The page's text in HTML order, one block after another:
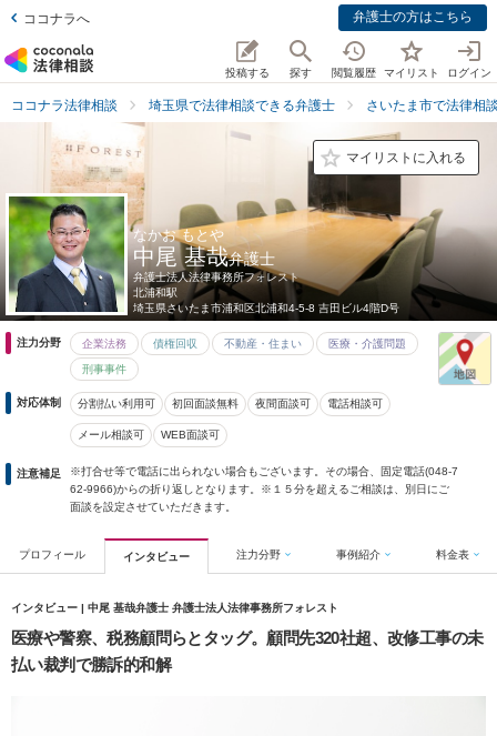
ココナラへ 弁護士の方はこちら
投稿する 探す 閲覧履歴 マイリスト ログイン
ココナラ法律相談 埼玉県で法律相談できる弁護士 さいたま市で法律相
マイリストに入れる
なかお もとや
中尾 基哉弁護士
弁護士法人法律事務所フォレスト
北浦和駅
埼玉県さいたま市浦和区北浦和4-5-8 吉田ビル4階D号
注力分野 企業法務 債権回収 不動産・住まい 医療・介護問題
刑事事件
対応体制 分割払い利用可 初回面談無料 夜間面談可 電話相談可
メール相談可 WEB面談可
注意補足
※打合せ等で電話に出られない場合もございます。その場合、固定電話(048-7
62-9966)からの折り返しとなります。※１５分を超えるご相談は、別日にご
面談を設定させていただきます。
プロフィール インタビュー 注力分野 事例紹介 料金表
インタビュー | 中尾 基哉弁護士 弁護士法人法律事務所フォレスト
医療や警察、税務顧問らとタッグ。顧問先320社超、改修工事の未
払い裁判で勝訴的和解